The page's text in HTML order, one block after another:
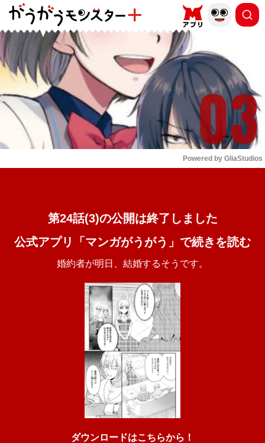
もっと読む
Powered by GliaStudios
第24話(3)の公開は終了しました
公式アプリ「マンガがうがう」で続きを読む
婚約者が明日、結婚するそうです。
ダウンロードはこちらから！